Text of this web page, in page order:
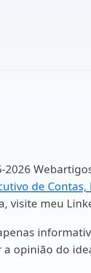
2026
de
visite meu
opinião do